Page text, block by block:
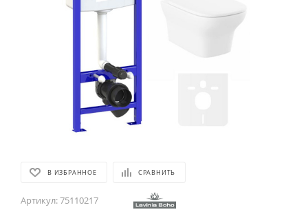
В ИЗБРАННОЕ СРАВНИТЬ
Артикул:75110217